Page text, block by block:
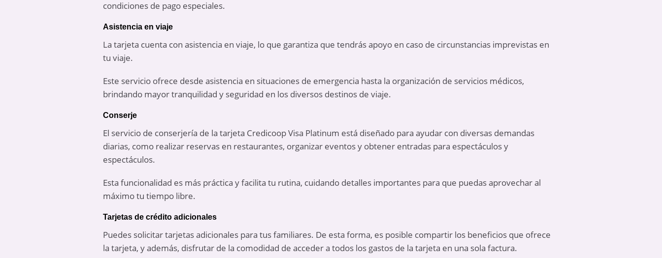
condiciones de pago especiales.
Asistencia en viaje
La tarjeta cuenta con asistencia en viaje, lo que garantiza que tendrás apoyo en caso de circunstancias imprevistas en
tu viaje.
Este servicio ofrece desde asistencia en situaciones de emergencia hasta la organización de servicios médicos,
brindando mayor tranquilidad y seguridad en los diversos destinos de viaje.
Conserje
El servicio de conserjería de la tarjeta Credicoop Visa Platinum está diseñado para ayudar con diversas demandas
diarias, como realizar reservas en restaurantes, organizar eventos y obtener entradas para espectáculos y
espectáculos.
Esta funcionalidad es más práctica y facilita tu rutina, cuidando detalles importantes para que puedas aprovechar al
máximo tu tiempo libre.
Tarjetas de crédito adicionales
Puedes solicitar tarjetas adicionales para tus familiares. De esta forma, es posible compartir los beneficios que ofrece
la tarjeta, y además, disfrutar de la comodidad de acceder a todos los gastos de la tarjeta en una sola factura.